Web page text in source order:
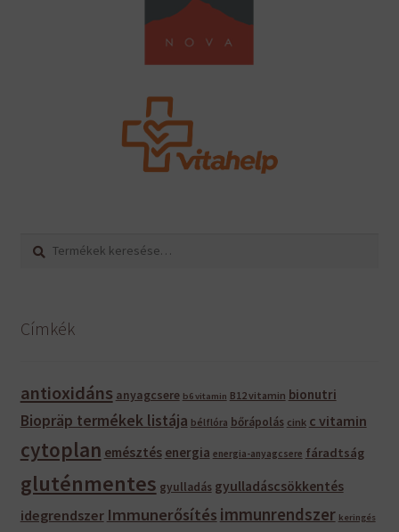
Címkék
antioxidáns anyagcsere b6 vitamin B12 vitamin bionutri
Biopräp termékek listája bélflóra bőrápolás cink c vitamin
cytoplan emésztés energia energia-anyagcsere fáradtság
gluténmentes gyulladás gyulladáscsökkentés
idegrendszer Immunerősítés immunrendszer keringés